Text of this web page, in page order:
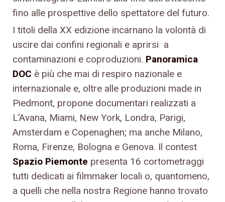
fino alle prospettive dello spettatore del futuro.
I titoli della XX edizione incarnano la volontà di
uscire dai confini regionali e aprirsi a
contaminazioni e coproduzioni. Panoramica
DOC è più che mai di respiro nazionale e
internazionale e, oltre alle produzioni made in
Piedmont, propone documentari realizzati a
L’Avana, Miami, New York, Londra, Parigi,
Amsterdam e Copenaghen; ma anche Milano,
Roma, Firenze, Bologna e Genova. Il contest
Spazio Piemonte presenta 16 cortometraggi
tutti dedicati ai filmmaker locali o, quantomeno,
a quelli che nella nostra Regione hanno trovato